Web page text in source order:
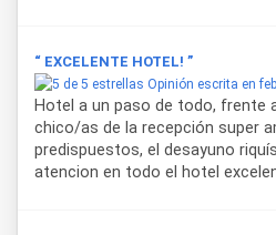
cañas de bambú, masajes con
y tratamientos faciales con
colágeno y termal.
La ubicación del hotel permite
principales puntos de partida de
restaurantes del centro y al
“ EXCELENTE HOTEL! ”
Opinión escrita en
Hotel a un paso de todo, frente
chico/as de la recepción super
predispuestos, el desayuno
atencion en todo el hotel